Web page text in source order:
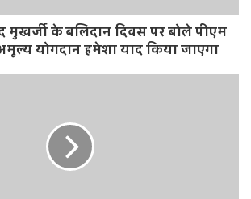
मुखर्जी के बलिदान दिवस पर बोले पीएम
योगदान हमेशा याद किया जाएगा